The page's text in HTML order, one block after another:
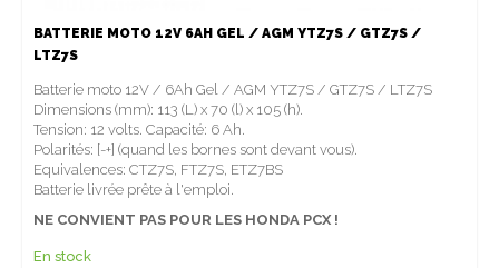
BATTERIE MOTO 12V 6AH GEL / AGM YTZ7S / GTZ7S /
LTZ7S
Batterie moto 12V / 6Ah Gel / AGM YTZ7S / GTZ7S / LTZ7S
Dimensions (mm): 113 (L) x 70 (l) x 105 (h).
Tension: 12 volts. Capacité: 6 Ah.
Polarités: [-+] (quand les bornes sont devant vous).
Equivalences: CTZ7S, FTZ7S, ETZ7BS
Batterie livrée prête à l'emploi.
NE CONVIENT PAS POUR LES HONDA PCX !
En stock